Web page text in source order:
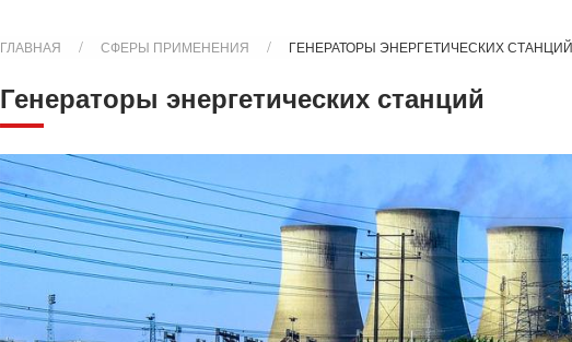
ГЛАВНАЯ СФЕРЫ ПРИМЕНЕНИЯ ГЕНЕРАТОРЫ ЭНЕРГЕТИЧЕСКИХ СТАНЦИЙ
Генераторы энергетических станций